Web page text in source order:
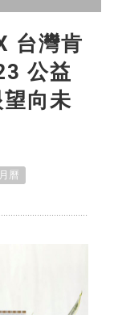
台灣肯
公益
向未
月曆